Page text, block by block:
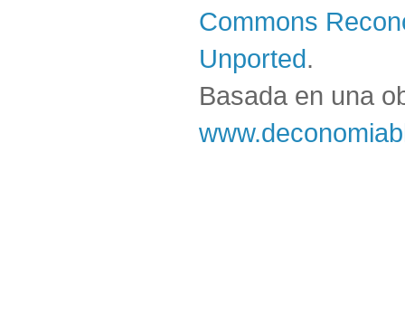
Commons
Unported.
Basada en una